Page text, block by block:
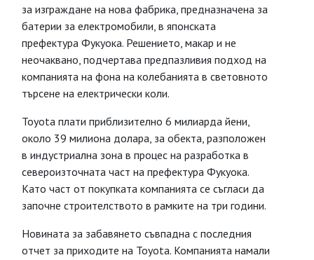
за изграждане на нова фабрика, предназначена за
батерии за електромобили, в японската
префектура Фукуока. Решението, макар и не
неочаквано, подчертава предпазливия подход на
компанията на фона на колебанията в световното
търсене на електрически коли.
Toyota плати приблизително 6 милиарда йени,
около 39 милиона долара, за обекта, разположен
в индустриална зона в процес на разработка в
североизточната част на префектура Фукуока.
Като част от покупката компанията се съгласи да
започне строителството в рамките на три години.
Новината за забавянето съвпадна с последния
отчет за приходите на Toyota. Компанията намали